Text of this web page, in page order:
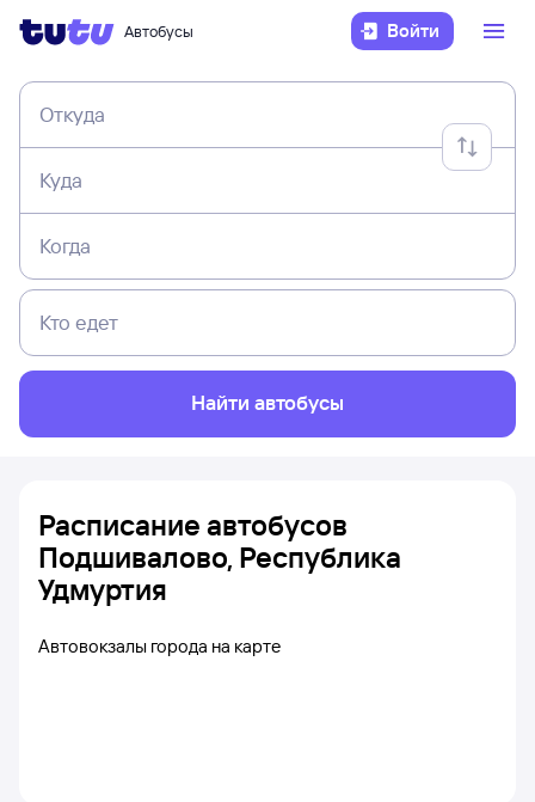
Автобусы Войти
Откуда
Куда
Когда
Кто едет
Найти автобусы
Расписание автобусов
Подшивалово, Республика
Удмуртия
Автовокзалы города на карте